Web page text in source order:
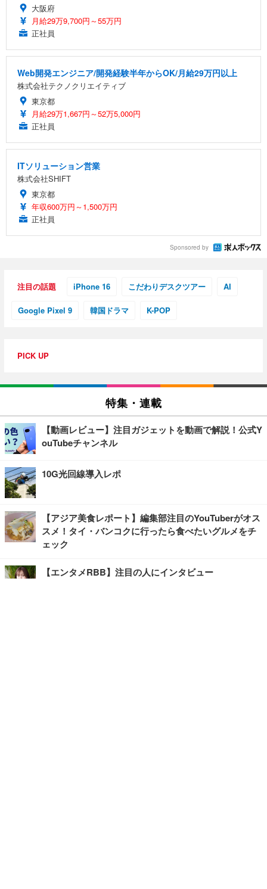
大阪府
月給29万9,700円～55万円
正社員
Web開発エンジニア/開発経験半年からOK/月給29万円以上
株式会社テクノクリエイティブ
東京都
月給29万1,667円～52万5,000円
正社員
ITソリューション営業
株式会社SHIFT
東京都
年収600万円～1,500万円
正社員
Sponsored by
注目の話題 iPhone 16 こだわりデスクツアー AI
Google Pixel 9 韓国ドラマ K-POP
PICK UP
特集・連載
【動画レビュー】注目ガジェットを動画で解説！公式Y
ouTubeチャンネル
10G光回線導入レポ
【アジア美食レポート】編集部注目のYouTuberがオス
スメ！タイ・バンコクに行ったら食べたいグルメをチ
ェック
【エンタメRBB】注目の人にインタビュー